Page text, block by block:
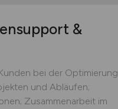
&
bei der Optimierung
und Abläufen;
Zusammenarbeit im